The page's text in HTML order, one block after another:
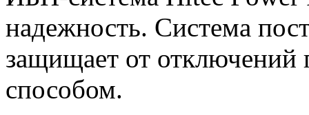
надежность. Система
защищает от
способом.